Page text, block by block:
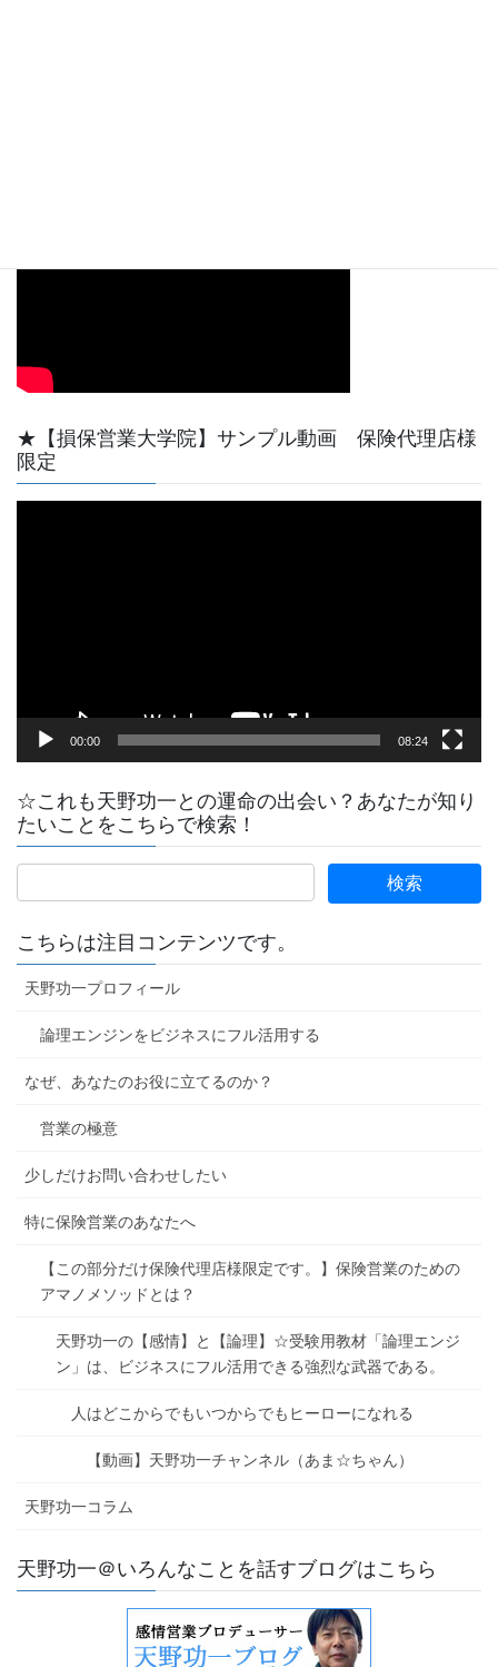
★【損保営業大学院】サンプル動画 保険代理店様
限定
00:00 08:24
☆これも天野功一との運命の出会い？あなたが知り
たいことをこちらで検索！
こちらは注目コンテンツです。
天野功一プロフィール
論理エンジンをビジネスにフル活用する
なぜ、あなたのお役に立てるのか？
営業の極意
少しだけお問い合わせしたい
特に保険営業のあなたへ
【この部分だけ保険代理店様限定です。】保険営業のための
アマノメソッドとは？
天野功一の【感情】と【論理】☆受験用教材「論理エンジ
ン」は、ビジネスにフル活用できる強烈な武器である。
人はどこからでもいつからでもヒーローになれる
【動画】天野功一チャンネル（あま☆ちゃん）
天野功一コラム
天野功一＠いろんなことを話すブログはこちら